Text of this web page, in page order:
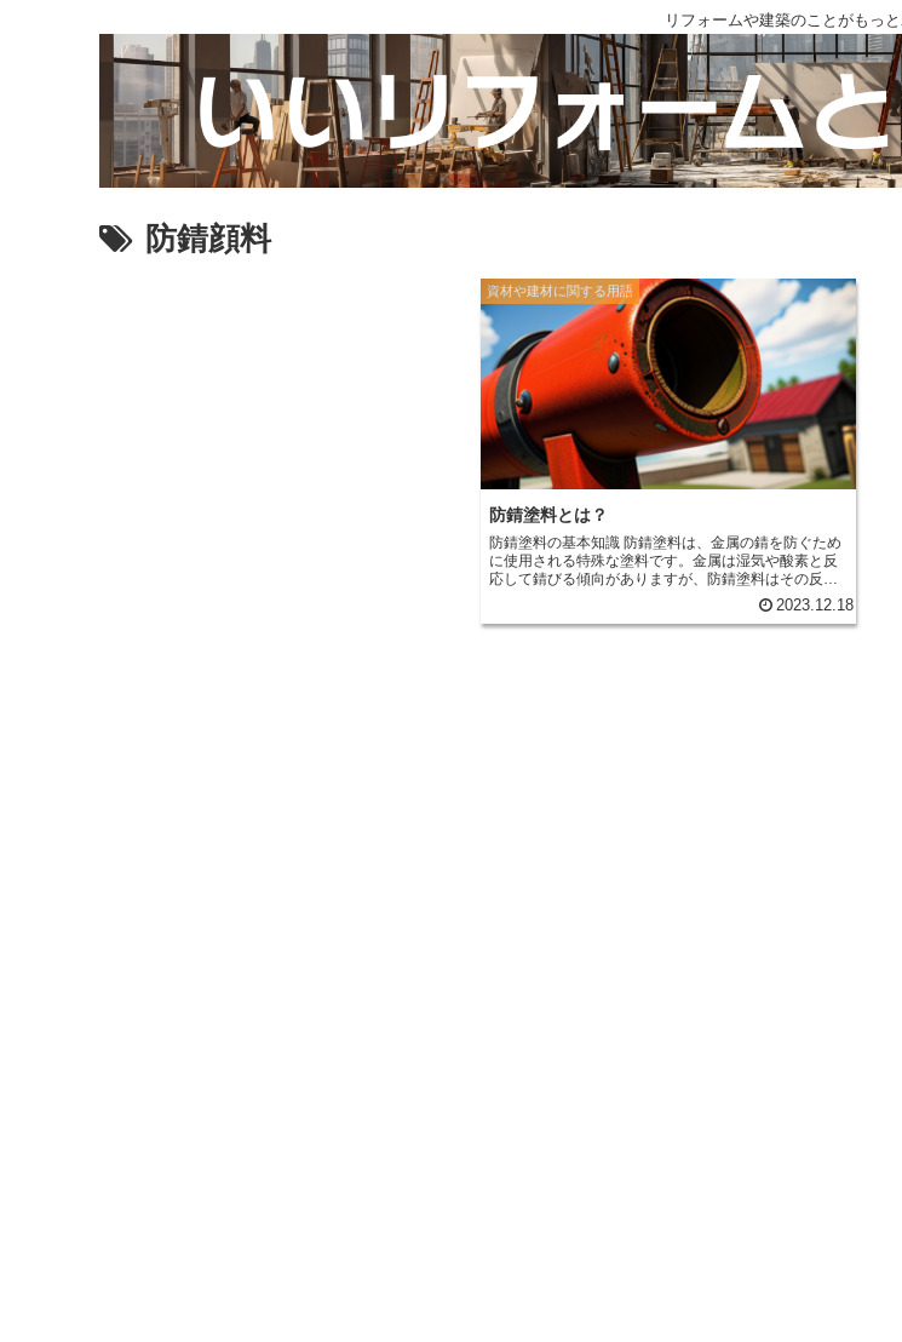
リフォームや建築のことがもっと
防錆顔料
資材や建材に関する用語
防錆塗料とは？
防錆塗料の基本知識 防錆塗料は、金属の錆を防ぐため
に使用される特殊な塗料です。金属は湿気や酸素と反
応して錆びる傾向がありますが、防錆塗料はその反応
類がありますが、一般的には以下のような特徴があり
ます。 まず、防錆塗料は耐久性が高いことが求められ
2023.12.18